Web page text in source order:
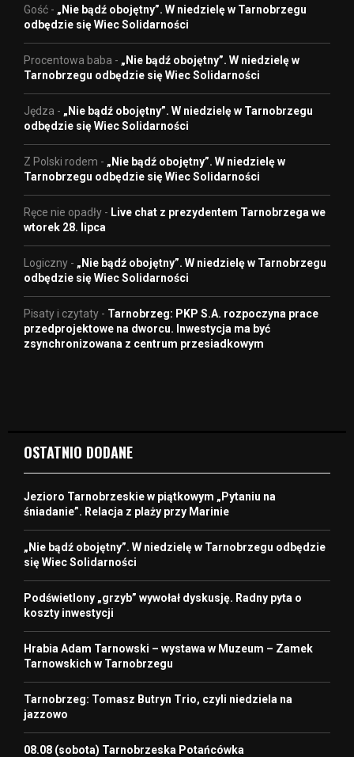
Gość - „Nie bądź obojętny”. W niedzielę w Tarnobrzegu
odbędzie się Wiec Solidarności
Procentowa baba - „Nie bądź obojętny”. W niedzielę w
Tarnobrzegu odbędzie się Wiec Solidarności
Jędza - „Nie bądź obojętny”. W niedzielę w Tarnobrzegu
odbędzie się Wiec Solidarności
Z Polski rodem - „Nie bądź obojętny”. W niedzielę w
Tarnobrzegu odbędzie się Wiec Solidarności
Ręce nie opadły - Live chat z prezydentem Tarnobrzega we
wtorek 28. lipca
Logiczny - „Nie bądź obojętny”. W niedzielę w Tarnobrzegu
odbędzie się Wiec Solidarności
Pisaty i czytaty - Tarnobrzeg: PKP S.A. rozpoczyna prace
przedprojektowe na dworcu. Inwestycja ma być
zsynchronizowana z centrum przesiadkowym
OSTATNIO DODANE
Jezioro Tarnobrzeskie w piątkowym „Pytaniu na
śniadanie”. Relacja z plaży przy Marinie
„Nie bądź obojętny”. W niedzielę w Tarnobrzegu odbędzie
się Wiec Solidarności
Podświetlony „grzyb” wywołał dyskusję. Radny pyta o
koszty inwestycji
Hrabia Adam Tarnowski – wystawa w Muzeum – Zamek
Tarnowskich w Tarnobrzegu
Tarnobrzeg: Tomasz Butryn Trio, czyli niedziela na
jazzowo
08.08 (sobota) Tarnobrzeska Potańcówka